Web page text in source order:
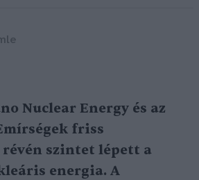
Nuclear Energy és az
friss
révén szintet lépett a
energia. A